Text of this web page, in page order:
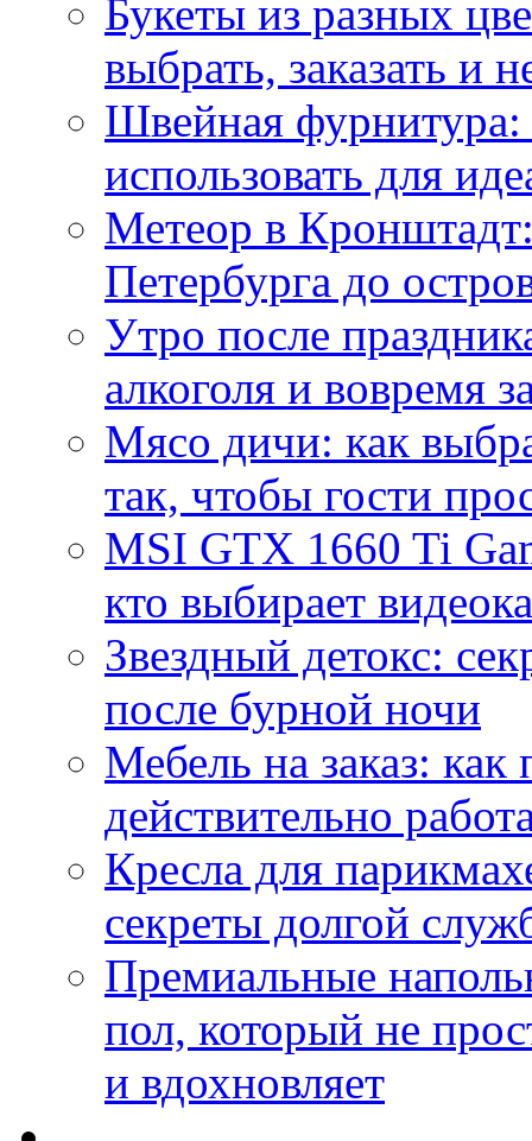
Букеты из разных
выбрать, заказать и
Швейная фурнитура:
использовать для
Метеор в
Петербурга до
Утро после
алкоголя и вовремя
Мясо дичи: как
так, чтобы гости
MSI GTX 1660 Ti
кто выбирает
Звездный детокс:
после бурной ночи
Мебель на заказ:
действительно
Кресла для
секреты долгой
Премиальные
пол, который не
и вдохновляет